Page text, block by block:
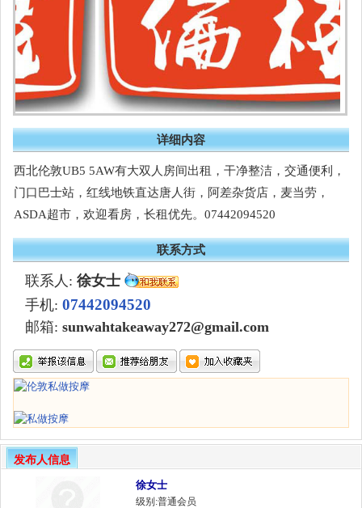
详细内容
西北伦敦UB5 5AW有大双人房间出租，干净整洁，交通便利，
门口巴士站，红线地铁直达唐人街，阿差杂货店，麦当劳，
ASDA超市，欢迎看房，长租优先。07442094520
联系方式
联系人: 徐女士
手机: 07442094520
邮箱: sunwahtakeaway272@gmail.com
发布人信息
徐女士
级别:普通会员